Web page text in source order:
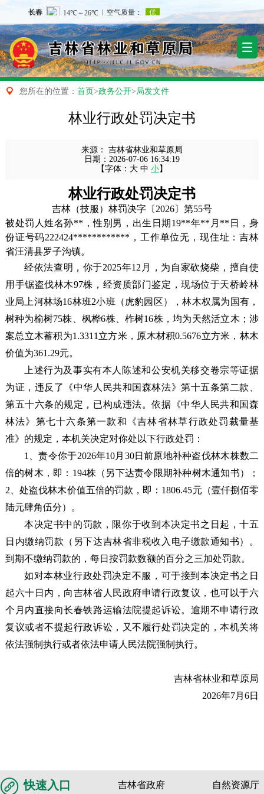
 您所在的位置： 首页>政务公开> 局发文件
林业行政处罚决定书
来源：
吉林省林业和草原局
日期： 2026-07-06 16:34:19
【字体： 大 中 小】
林业行政处罚决定书
吉林（技服）林罚决字〔2026〕第55号
被处罚人姓名孙**，性别男，出生日期19**年**月**日，身
份证号码222424************，工作单位无，现住址：吉林
省汪清县罗子沟镇。
经依法查明，你于2025年12月，为自家砍烧柴，擅自使
用手锯盗伐林木97株，经资质部门鉴定，现场位于天桥岭林
业局上河林场16林班2小班（虎豹园区），林木权属为国有，
树种为榆树75株、枫桦6株、柞树16株，均为天然活立木；涉
案总立木蓄积为1.3311立方米，原木材积0.5676立方米，林木
价值为361.29元。
上述行为及事实有本人陈述和公安机关移交卷宗等证据
为证，违反了《中华人民共和国森林法》第十五条第二款、
第五十六条的规定，已构成违法。依据《中华人民共和国森
林法》第七十六条第一款和《吉林省林草行政处罚裁量基
准》的规定，本机关决定对你处以下行政处罚：
1、责令你于2026年10月30日前原地补种盗伐林木株数二
倍的树木，即：194株（另下达责令限期补种树木通知书）；
2、处盗伐林木价值五倍的罚款，即：1806.45元（壹仟捌佰零
陆元肆角伍分）。
本决定书中的罚款，限你于收到本决定书之日起，十五
日内缴纳罚款（另下达吉林省非税收入电子缴款通知书）。
到期不缴纳罚款的，每日按罚款数额的百分之三加处罚款。
如对本林业行政处罚决定不服，可于接到本决定书之日
起六十日内，向吉林省人民政府申请行政复议，也可以于六
个月内直接向长春铁路运输法院提起诉讼。逾期不申请行政
复议或者不提起行政诉讼，又不履行处罚决定的，本机关将
依法强制执行或者依法申请人民法院强制执行。
吉林省林业和草原局
2026年7月6日
快速入口 吉林省政府 自然资源厅